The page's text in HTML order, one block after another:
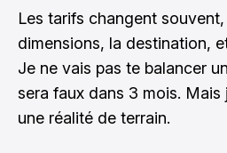
Les tarifs changent
dimensions, la destination,
Je ne vais pas te balancer
sera faux dans 3 mois. Mais
une réalité de terrain.